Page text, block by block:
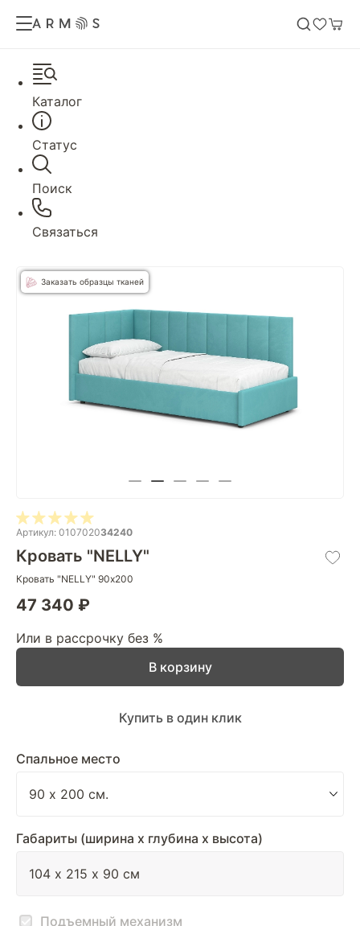
Каталог
Статус
Поиск
Связаться
Заказать образцы тканей
Артикул: 010702034240
Кровать "NELLY"
Кровать "NELLY" 90х200
47 340 ₽
Или в рассрочку без %
Спальное место
Габариты (ширина х глубина х высота)
Подъемный механизм
В корзину
Купить в один клик